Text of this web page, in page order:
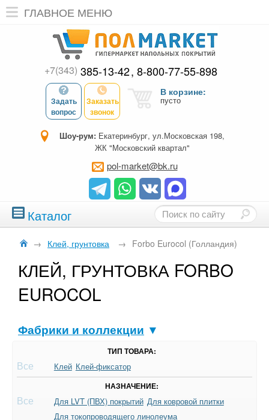
ГЛАВНОЕ МЕНЮ
+7(343) 385-13-42 8-800-77-55-898
Задать
вопрос
Заказать
звонок
В корзине:
пусто
Шоу-рум: Екатеринбург, ул.Московская 198,
ЖК "Московский квартал"
pol-market@bk.ru
Каталог
→ Клей, грунтовка → Forbo Eurocol (Голландия)
КЛЕЙ, ГРУНТОВКА FORBO
EUROCOL
Фабрики и коллекции ▼
ТИП ТОВАРА:
Все Клей Клей-фиксатор
НАЗНАЧЕНИЕ:
Все Для LVT (ПВХ) покрытий Для ковровой плитки
Для токопроводящего линолеума